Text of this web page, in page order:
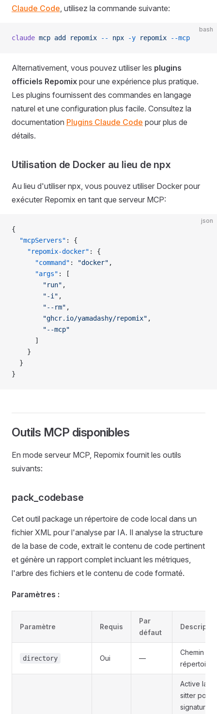
Claude Code, utilisez la commande suivante:
bash
claude mcp add repomix -- npx -y repomix --mcp
Alternativement, vous pouvez utiliser les plugins
officiels Repomix pour une expérience plus pratique.
Les plugins fournissent des commandes en langage
naturel et une configuration plus facile. Consultez la
documentation Plugins Claude Code pour plus de
détails.
Utilisation de Docker au lieu de npx
Au lieu d'utiliser npx, vous pouvez utiliser Docker pour
exécuter Repomix en tant que serveur MCP:
json
{
  "mcpServers"
: {
    "repomix-docker"
: {
      "command"
: "docker" ,
      "args"
: [
        "run"
,
        "-i"
,
        "--rm"
,
        "ghcr.io/yamadashy/repomix"
,
        "--mcp"
      ]
    }
  }
}
Outils MCP disponibles
En mode serveur MCP, Repomix fournit les outils
suivants:
pack_codebase
Cet outil package un répertoire de code local dans un
fichier XML pour l'analyse par IA. Il analyse la structure
de la base de code, extrait le contenu de code pertinent
et génère un rapport complet incluant les métriques,
l'arbre des fichiers et le contenu de code formaté.
Paramètres :
Paramètre Requis
Par
défaut
directory Oui —
Chemin
répertoire
Active la
sitter pour
signatures